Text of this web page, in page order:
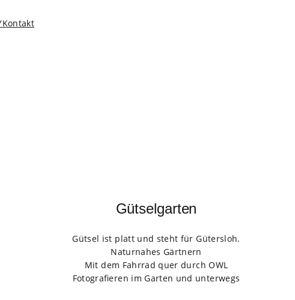
Kontakt
Gütselgarten
Gütsel ist platt und steht für Gütersloh.
Naturnahes Gärtnern
Mit dem Fahrrad quer durch OWL
Fotografieren im Garten und unterwegs